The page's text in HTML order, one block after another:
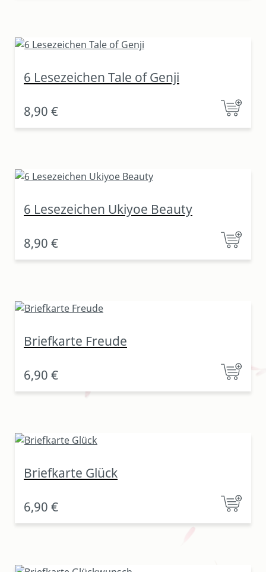
6 Lesezeichen Tale of Genji
8,90 €
6 Lesezeichen Ukiyoe Beauty
8,90 €
Briefkarte Freude
6,90 €
Briefkarte Glück
6,90 €